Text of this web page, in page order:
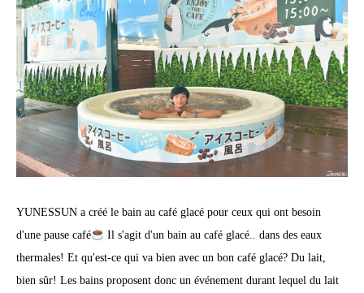
YUNESSUN a créé le bain au café glacé pour ceux qui ont besoin
d'une pause café
Il s'agit d'un bain au café glacé.. dans des eaux
thermales! Et qu'est-ce qui va bien avec un bon café glacé? Du lait,
bien sûr! Les bains proposent donc un événement durant lequel du lait